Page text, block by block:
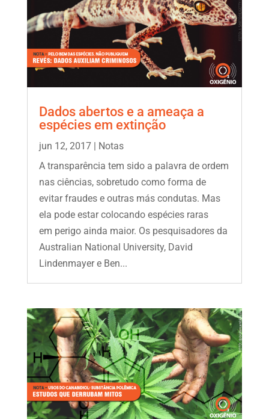
Dados abertos e a ameaça a
espécies em extinção
jun 12, 2017| Notas
A transparência tem sido a palavra de ordem
nas ciências, sobretudo como forma de
evitar fraudes e outras más condutas. Mas
ela pode estar colocando espécies raras
em perigo ainda maior. Os pesquisadores da
Australian National University, David
Lindenmayer e Ben...